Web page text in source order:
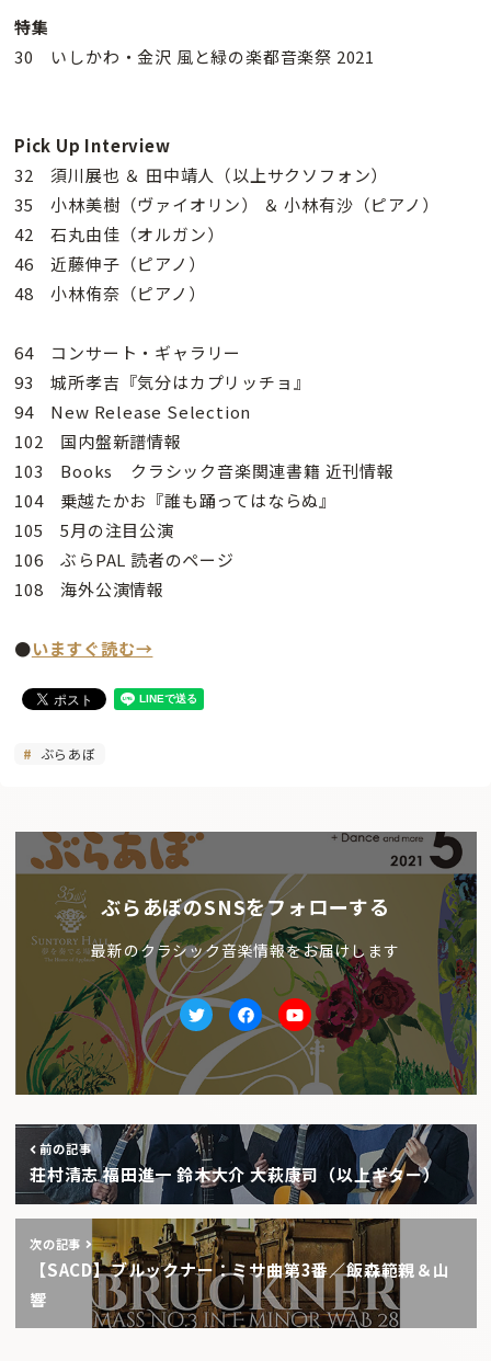
特集
30 いしかわ・金沢 風と緑の楽都音楽祭 2021
Pick Up Interview
32 須川展也 ＆ 田中靖人（以上サクソフォン）
35 小林美樹（ヴァイオリン） ＆ 小林有沙（ピアノ）
42 石丸由佳（オルガン）
46 近藤伸子（ピアノ）
48 小林侑奈（ピアノ）
64 コンサート・ギャラリー
93 城所孝吉『気分はカプリッチョ』
94 New Release Selection
102 国内盤新譜情報
103 Books クラシック音楽関連書籍 近刊情報
104 乗越たかお『誰も踊ってはならぬ』
105 5月の注目公演
106 ぶらPAL 読者のページ
108 海外公演情報
●いますぐ読む→
ぶらあぼ
ぶらあぼのSNSをフォローする
最新のクラシック音楽情報をお届けします
TwitterfacebookYoutube
前の記事
荘村清志 福田進一 鈴木大介 大萩康司（以上ギター）
次の記事
【SACD】ブルックナー：ミサ曲第3番／飯森範親＆山
響